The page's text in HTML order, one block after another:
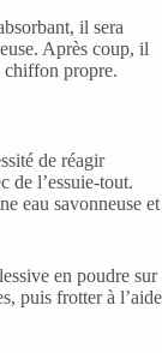
il sera
Après coup, il
chiffon propre.
de réagir
de l’essuie-tout.
eau savonneuse et
en poudre sur
puis frotter à l’aide